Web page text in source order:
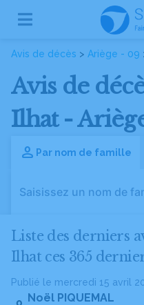
Avis de décès > Ariège - 09
Avis de
Ilhat -
Par nom de famille
Liste des derniers
Ilhat ces 365
Publié le mercredi 15 avril
Noël PIQUEMAL